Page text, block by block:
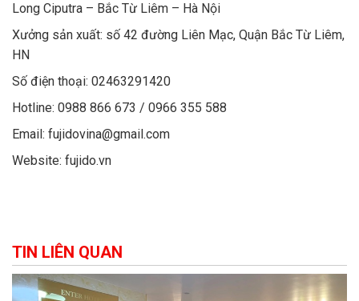
Long Ciputra – Bắc Từ Liêm – Hà Nội
Xưởng sản xuất: số 42 đường Liên Mạc, Quận Bắc Từ Liêm,
HN
Số điện thoại: 02463291420
Hotline: 0988 866 673 / 0966 355 588
Email: fujidovina@gmail.com
Website: fujido.vn
TIN LIÊN QUAN